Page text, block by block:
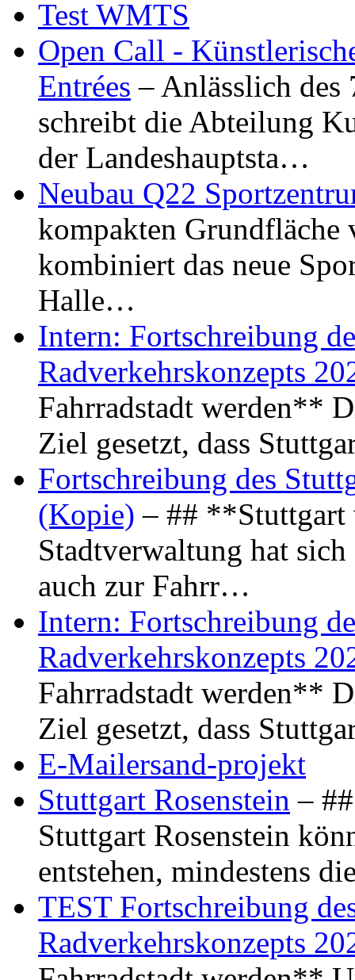
Test WMTS
Open Call -
Entrées – Anlässlich
schreibt die Abteilung
der Landeshauptsta…
Neubau Q22
kompakten Grundfläche
kombiniert das neue
Halle…
Intern: Fortschreibung
Radverkehrskonzepts
Fahrradstadt werden**
Ziel gesetzt, dass
Fortschreibung des
(Kopie) – ## **Stuttgart
Stadtverwaltung hat
auch zur Fahrr…
Intern: Fortschreibung
Radverkehrskonzepts
Fahrradstadt werden**
Ziel gesetzt, dass
E-Mailersand-projekt
Stuttgart Rosenstein –
Stuttgart Rosenstein
entstehen, mindestens
TEST Fortschreibung
Radverkehrskonzepts